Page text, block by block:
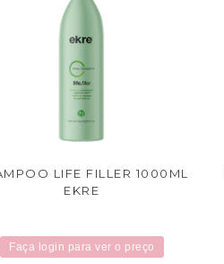
LIFE FILLER 1000ML
EKRE
Faça login para ver o preço